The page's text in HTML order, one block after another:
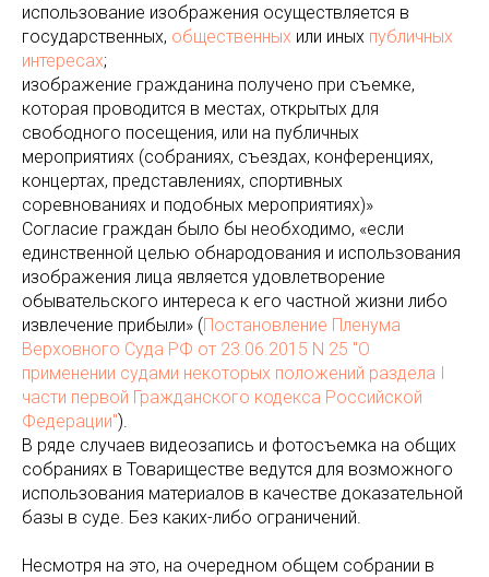
использование изображения осуществляется в
государственных, общественных или иных публичных
интересах;
изображение гражданина получено при съемке,
которая проводится в местах, открытых для
свободного посещения, или на публичных
мероприятиях (собраниях, съездах, конференциях,
концертах, представлениях, спортивных
соревнованиях и подобных мероприятиях)»
Согласие граждан было бы необходимо, «если
единственной целью обнародования и использования
изображения лица является удовлетворение
обывательского интереса к его частной жизни либо
извлечение прибыли» (Постановление Пленума
Верховного Суда РФ от 23.06.2015 N 25 "О
применении судами некоторых положений раздела I
части первой Гражданского кодекса Российской
Федерации").
В ряде случаев видеозапись и фотосъемка на общих
собраниях в Товариществе ведутся для возможного
использования материалов в качестве доказательной
базы в суде. Без каких-либо ограничений.
Несмотря на это, на очередном общем собрании в